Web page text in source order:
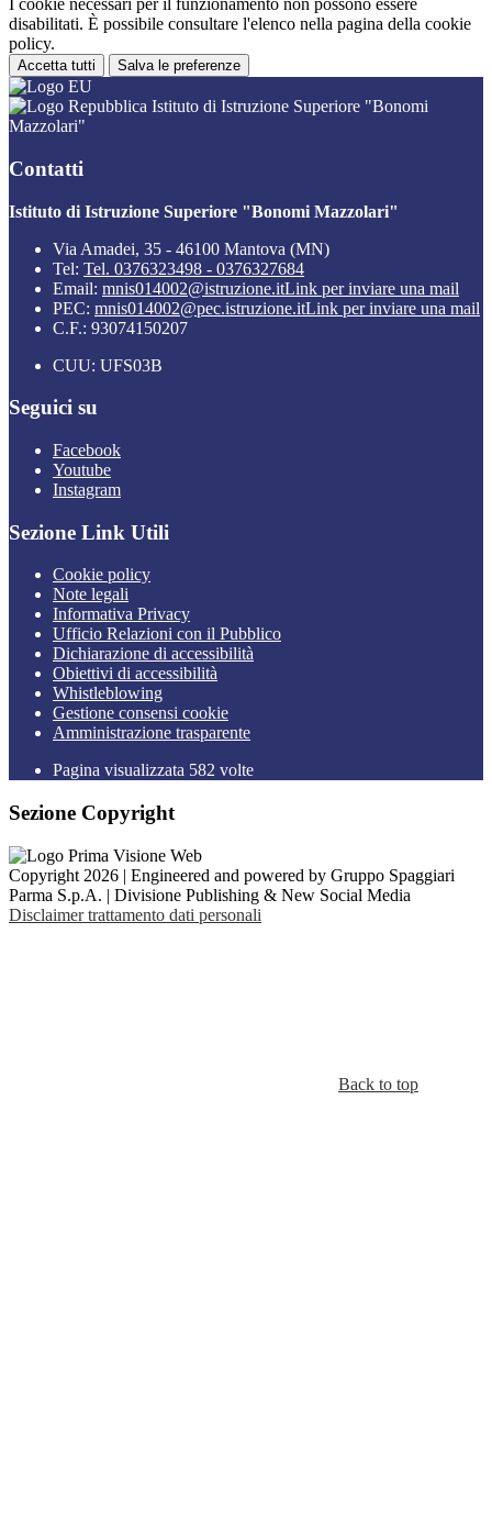
I cookie necessari per il funzionamento non possono essere
disabilitati. È possibile consultare l'elenco nella pagina della cookie
policy.
Accetta tutti Salva le preferenze
Istituto di Istruzione Superiore "Bonomi
Mazzolari"
Contatti
Istituto di Istruzione Superiore "Bonomi Mazzolari"
Via Amadei, 35 - 46100 Mantova (MN)
Tel: Tel. 0376323498 - 0376327684
Email: mnis014002@istruzione.itLink per inviare una mail
PEC: mnis014002@pec.istruzione.itLink per inviare una mail
C.F.: 93074150207
CUU: UFS03B
Seguici su
Facebook
Youtube
Instagram
Sezione Link Utili
Cookie policy
Note legali
Informativa Privacy
Ufficio Relazioni con il Pubblico
Dichiarazione di accessibilità
Obiettivi di accessibilità
Whistleblowing
Gestione consensi cookie
Amministrazione trasparente
Pagina visualizzata 582 volte
Sezione Copyright
Copyright 2026 | Engineered and powered by Gruppo Spaggiari
Parma S.p.A. | Divisione Publishing & New Social Media
Disclaimer trattamento dati personali
Back to top